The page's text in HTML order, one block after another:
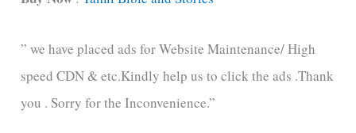
g
o
r
” we have placed ads for Website Maintenance/ High
speed CDN & etc.Kindly help us to click the ads .Thank
you . Sorry for the Inconvenience.”